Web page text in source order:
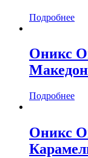
Подробнее
Оникс
Подробнее
Оникс